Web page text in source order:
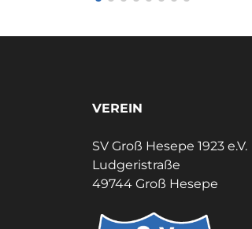
VEREIN
SV Groß Hesepe 1923 e.V.
Ludgeristraße
49744 Groß Hesepe